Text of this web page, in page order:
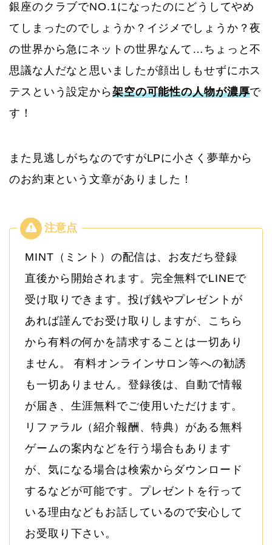
銀座のクラブでNO.1になったのにどうしてやめ
てしまったのでしょうか？イジメでしょうか？夜
の世界から急にネットの世界なんて…ちょっと不
思議な人だなと思いましたが顔出しもせずにホス
テスという設定から 架空の可能性の人物が濃厚で
す！
また見逃しがちなのですがLPに小さく夢華から
のお約束という文章がありました！
MINT（ミント）の配信は、お友だち登録
直後から開始されます。完全無料でLINEで
受け取りできます。投げ銭やプレゼントが
あれば謹んでお受け取りしますが、こちら
から有料の何かを請求することは一切あり
ません。 有料オンラインサロン等への勧誘
も一切ありません。登録後は、自動で情報
が届き、生涯無料でご使用いただけます。
リファラル（紹介報酬、特典）がある無料
ゲームの案内などを行う場合もあります
が、気になる場合は検索からダウンロード
するなどが可能です。プレゼントを行って
いる理由などもお話しているので安心して
お受取り下さい。